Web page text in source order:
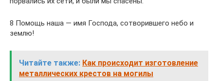
8 Помощь наша — имя Господа, сотворившего небо и
землю!
Читайте также: Как происходит изготовление
металлических крестов на могилы